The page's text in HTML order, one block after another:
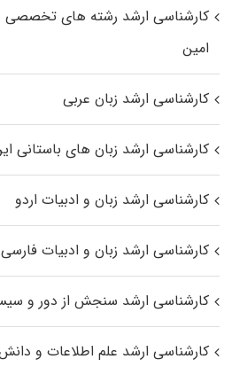
کارشناسی ارشد رﺷﺘﻪ ﻫﺎی تخصصی
اﻣﻴﻦ
کارشناسی ارشد زبان عربی
کارشناسی ارشد زبان‌ های باستانی
کارشناسی ارشد زبان و ادبیات اردو
کارشناسی ارشد زبان و ادبیات فارسی
کارشناسی ارشد سنجش از دور و
کارشناسی ارشد علم اطلاعات و